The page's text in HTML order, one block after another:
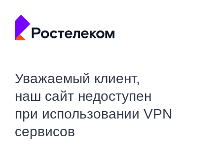
Уважаемый клиент,
наш сайт недоступен
при использовании VPN
сервисов